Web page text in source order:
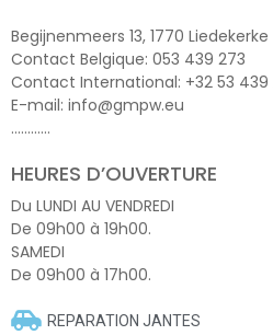
Begijnenmeers 13, 1770 Liedekerke
Contact Belgique: 053 439 273
Contact International: +32 53 439
E-mail: info@gmpw.eu
…………
HEURES D’OUVERTURE
Du LUNDI AU VENDREDI
De 09h00 à 19h00.
SAMEDI
De 09h00 à 17h00.
REPARATION JANTES